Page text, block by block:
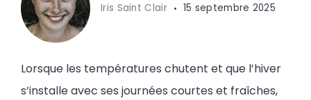
Iris Saint Clair 15 septembre 2025
Lorsque les températures chutent et que l’hiver
s’installe avec ses journées courtes et fraîches,